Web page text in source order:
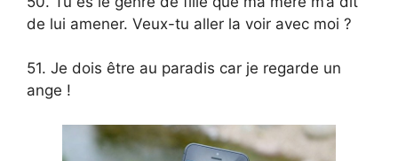
de lui amener. Veux-tu aller la voir avec moi ?
51. Je dois être au paradis car je regarde un
ange !